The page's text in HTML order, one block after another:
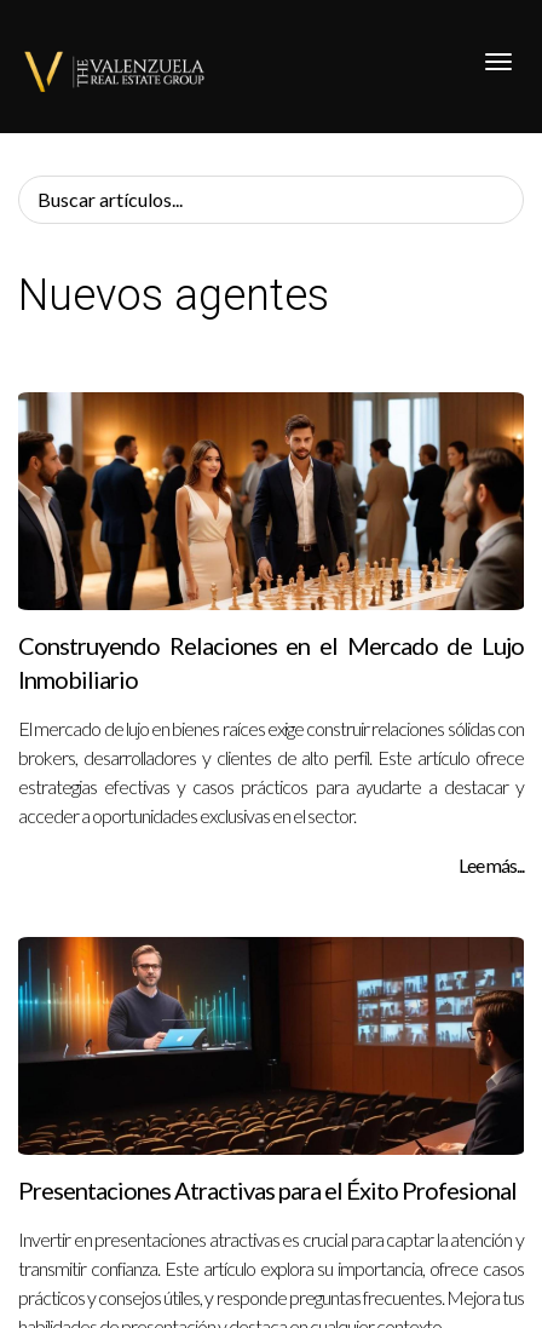
Nuevos agentes
Construyendo Relaciones en el Mercado de Lujo
Inmobiliario
El mercado de lujo en bienes raíces exige construir relaciones sólidas con
brokers, desarrolladores y clientes de alto perfil. Este artículo ofrece
estrategias efectivas y casos prácticos para ayudarte a destacar y
acceder a oportunidades exclusivas en el sector.
Lee más...
Presentaciones Atractivas para el Éxito Profesional
Invertir en presentaciones atractivas es crucial para captar la atención y
transmitir confianza. Este artículo explora su importancia, ofrece casos
prácticos y consejos útiles, y responde preguntas frecuentes. Mejora tus